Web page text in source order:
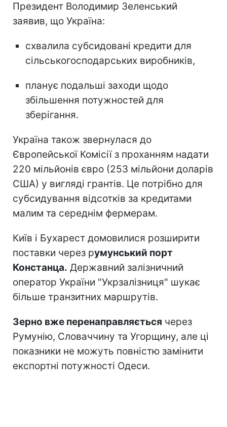
Президент Володимир Зеленський
заявив, що Україна:
схвалила субсидовані кредити для
сільськогосподарських виробників,
планує подальші заходи щодо
збільшення потужностей для
зберігання.
Україна також звернулася до
Європейської Комісії з проханням надати
220 мільйонів євро (253 мільйони доларів
США) у вигляді грантів. Це потрібно для
субсидування відсотків за кредитами
малим та середнім фермерам.
Київ і Бухарест домовилися розширити
поставки через румунський порт
Констанца. Державний залізничний
оператор України "Укрзалізниця" шукає
більше транзитних маршрутів.
Зерно вже перенаправляється через
Румунію, Словаччину та Угорщину, але ці
показники не можуть повністю замінити
експортні потужності Одеси.